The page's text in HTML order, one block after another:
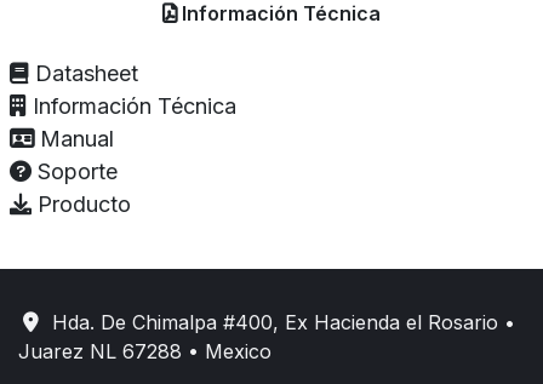
Información Técnica
Datasheet
Información Técnica
Manual
Soporte
Producto
Hda. De Chimalpa #400, Ex Hacienda el Rosario •
Juarez NL 67288 • Mexico